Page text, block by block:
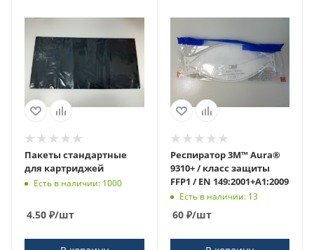
Пакеты стандартные
для картриджей
Есть в наличии: 1000
4.50 ₽/шт
Респиратор 3M™ Aura®
9310+ / класс защиты
FFP1 / EN 149:2001+A1:2009
Есть в наличии: 13
60₽/шт